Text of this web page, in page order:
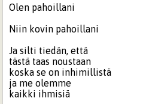
Olen pahoillani
Niin kovin pahoillani
Ja silti tiedän, että
tästä taas noustaan
koska se on inhimillistä
ja me olemme
kaikki ihmisiä